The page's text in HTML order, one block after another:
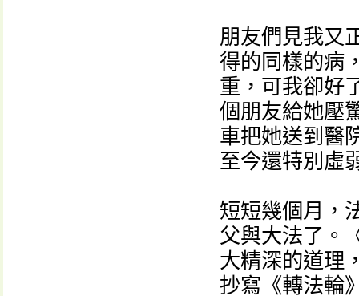
朋友們見我又
得的同樣的病
重，可我卻好
個朋友給她壓
車把她送到醫
至今還特別虛
短短幾個月，
父與大法了。
大精深的道理
抄寫《轉法輪